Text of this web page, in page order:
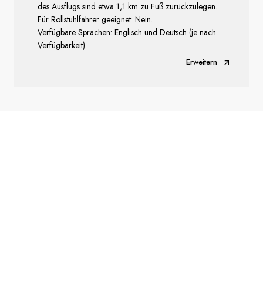
des Ausflugs sind etwa 1,1 km zu Fuß zurückzulegen.
Für Rollstuhlfahrer geeignet: Nein.
Verfügbare Sprachen: Englisch und Deutsch (je nach
Verfügbarkeit)
Erweitern